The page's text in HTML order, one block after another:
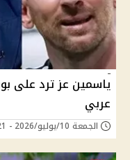
ياسمين عز ترد على
عربي
الجمعة 10/يوليو/2026 - 10:21 م